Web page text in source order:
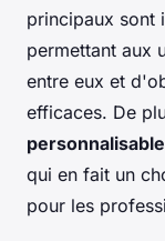
principaux sont
permettant aux
entre eux et
efficaces. De
qui en fait un
pour les